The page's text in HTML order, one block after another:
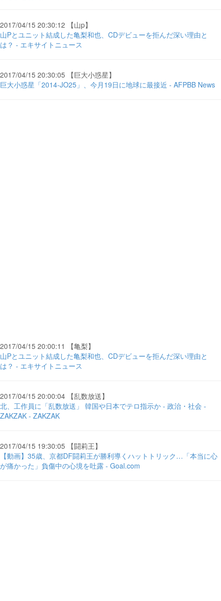
2017/04/15 20:30:12 【山p】
山Pとユニット結成した亀梨和也、CDデビューを拒んだ深い理由と
は？ - エキサイトニュース
2017/04/15 20:30:05 【巨大小惑星】
巨大小惑星「2014-JO25」、今月19日に地球に最接近 - AFPBB News
2017/04/15 20:00:11 【亀梨】
山Pとユニット結成した亀梨和也、CDデビューを拒んだ深い理由と
は？ - エキサイトニュース
2017/04/15 20:00:04 【乱数放送】
北、工作員に「乱数放送」 韓国や日本でテロ指示か - 政治・社会 -
ZAKZAK - ZAKZAK
2017/04/15 19:30:05 【闘莉王】
【動画】35歳、京都DF闘莉王が勝利導くハットトリック…「本当に心
が痛かった」負傷中の心境を吐露 - Goal.com